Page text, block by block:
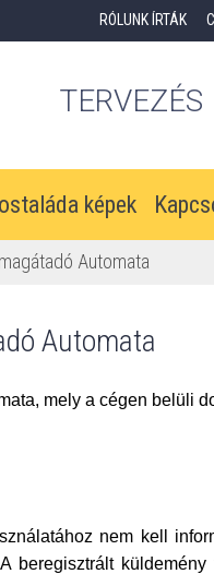
RÓLUNK ÍRTÁK
TERVEZÉS
képek
Automata
Automata
mely a cégen belüli
nem kell
beregisztrált